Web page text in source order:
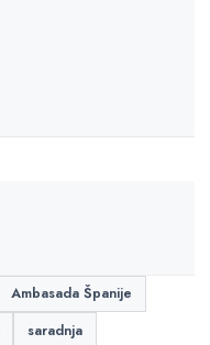
Ambasada Španije
saradnja